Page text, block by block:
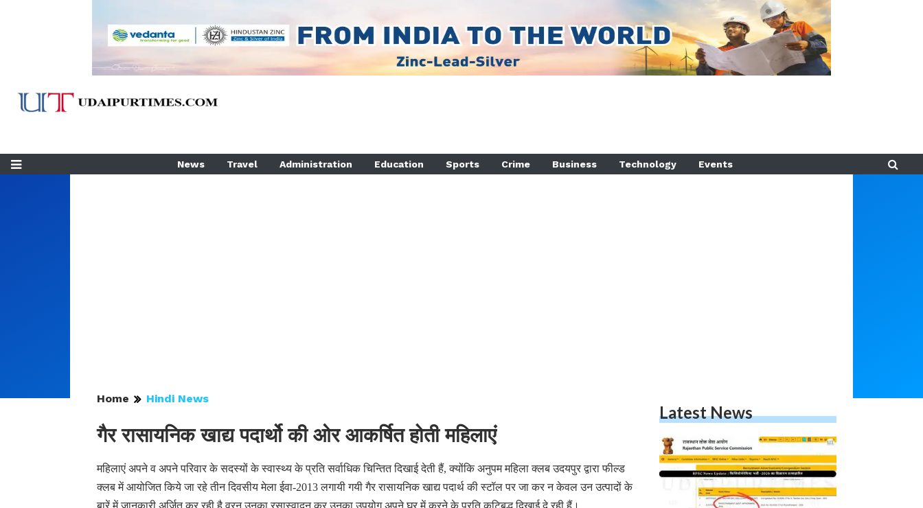
News Travel Administration Education Sports Crime Business Technology Events
Home Hindi News
गैर रासायनिक खाद्य पदार्थो की ओर आकर्षित होती महिलाएं
महिलाएं अपने व अपने परिवार के सदस्यों के स्वास्थ्य के प्रति सर्वाधिक चिन्तित दिखाई देती हैं, क्योंकि अनुपम महिला क्लब उदयपुर द्वारा फील्ड
क्लब में आयोजित किये जा रहे तीन दिवसीय मेला ईवा-2013 लगायी गयी गैर रासायनिक खाद्य पदार्थ की स्टॉल पर जा कर न केवल उन उत्पादों के
बारें में जानकारी अर्जित कर रही है वरन् उनका रसास्वादन कर उनका उपयोग अपने घर में करने के प्रति कटिबद्ध दिखाई दे रही हैं।
Latest News